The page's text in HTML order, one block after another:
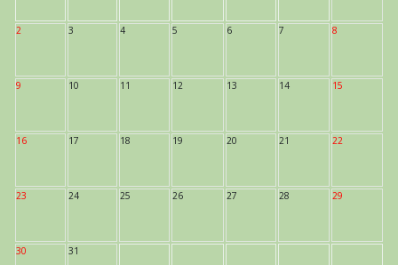
2 3 4 5 6 7 8
9 10 11 12 13 14 15
16 17 18 19 20 21 22
23 24 25 26 27 28 29
30 31